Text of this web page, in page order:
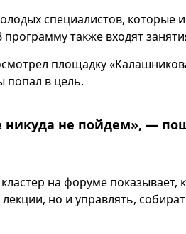
специалистов, которые
также входят
площадку
попал в цель.
никуда не пойдем», —
на форуме
но и управлять,